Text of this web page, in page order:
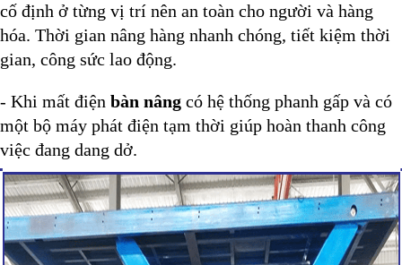
cố định ở từng vị trí nên an toàn cho người và hàng
hóa. Thời gian nâng hàng nhanh chóng, tiết kiệm thời
gian, công sức lao động.
- Khi mất điện bàn nâng có hệ thống phanh gấp và có
một bộ máy phát điện tạm thời giúp hoàn thanh công
việc đang dang dở.